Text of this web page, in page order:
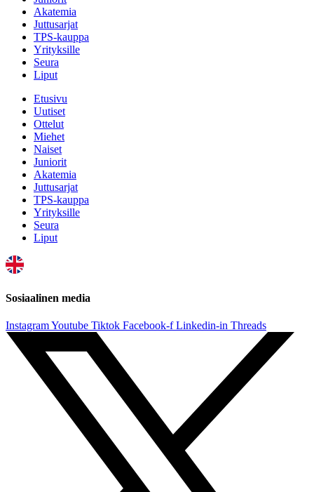
Akatemia
Juttusarjat
TPS-kauppa
Yrityksille
Seura
Liput
Etusivu
Uutiset
Ottelut
Miehet
Naiset
Juniorit
Akatemia
Juttusarjat
TPS-kauppa
Yrityksille
Seura
Liput
Sosiaalinen media
InstagramYoutube Tiktok Facebook-f Linkedin-in Threads